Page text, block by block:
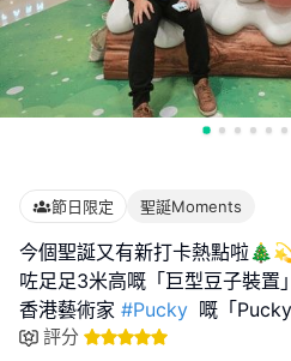
節日限定 聖誕Moments
今個聖誕又有新打卡熱點啦
咗足足3米高嘅「巨型豆子裝
香港藝術家 #Pucky 嘅「
評分